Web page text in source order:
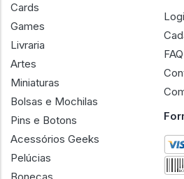
Cards
Games
Livraria
Artes
Miniaturas
Bolsas e Mochilas
Pins e Botons
Acessórios Geeks
Pelúcias
FAQ